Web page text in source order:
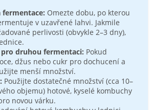
fermentace: Omezte dobu, po kterou
v uzavřené lahvi. Jakmile
perlivosti (obvykle 2–3 dny),
druhou fermentaci: Pokud
džus nebo cukr pro dochucení a
menší množství.
Použijte dostatečné množství (cca 10–
objemu) hotové, kyselé kombuchy
novou várku.